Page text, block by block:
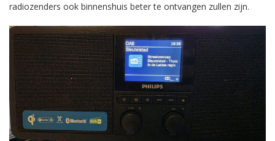
radiozenders ook binnenshuis beter te ontvangen zullen zijn.